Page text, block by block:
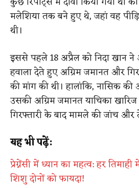
मलेशिया तक बने हुए थे, जहां वह
थी।
इससे पहले 18 अप्रैल को निदा खान ने
हवाला देते हुए अग्रिम जमानत और
की मांग की थी। हालांकि, नासिक
उसकी अग्रिम जमानत याचिका
गिरफ्तारी के बाद मामले की जांच
यह भी पढ़ें:
प्रेग्नेंसी में ध्यान का महत्व: हर
शिशु दोनों को फायदा!